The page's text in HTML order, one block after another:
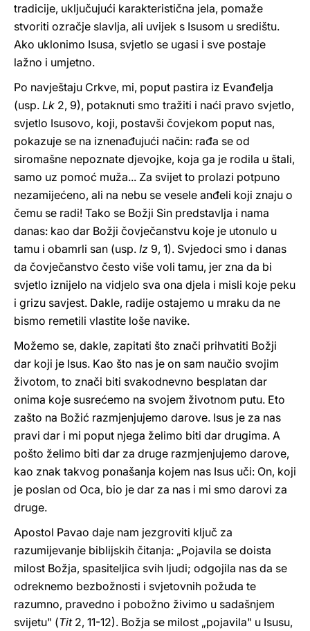
tradicije, uključujući karakteristična jela, pomaže
stvoriti ozračje slavlja, ali uvijek s Isusom u središtu.
Ako uklonimo Isusa, svjetlo se ugasi i sve postaje
lažno i umjetno.
Po navještaju Crkve, mi, poput pastira iz Evanđelja
(usp. Lk 2, 9), potaknuti smo tražiti i naći pravo svjetlo,
svjetlo Isusovo, koji, postavši čovjekom poput nas,
pokazuje se na iznenađujući način: rađa se od
siromašne nepoznate djevojke, koja ga je rodila u štali,
samo uz pomoć muža... Za svijet to prolazi potpuno
nezamijećeno, ali na nebu se vesele anđeli koji znaju o
čemu se radi! Tako se Božji Sin predstavlja i nama
danas: kao dar Božji čovječanstvu koje je utonulo u
tamu i obamrli san (usp. Iz 9, 1). Svjedoci smo i danas
da čovječanstvo često više voli tamu, jer zna da bi
svjetlo iznijelo na vidjelo sva ona djela i misli koje peku
i grizu savjest. Dakle, radije ostajemo u mraku da ne
bismo remetili vlastite loše navike.
Možemo se, dakle, zapitati što znači prihvatiti Božji
dar koji je Isus. Kao što nas je on sam naučio svojim
životom, to znači biti svakodnevno besplatan dar
onima koje susrećemo na svojem životnom putu. Eto
zašto na Božić razmjenjujemo darove. Isus je za nas
pravi dar i mi poput njega želimo biti dar drugima. A
pošto želimo biti dar za druge razmjenjujemo darove,
kao znak takvog ponašanja kojem nas Isus uči: On, koji
je poslan od Oca, bio je dar za nas i mi smo darovi za
druge.
Apostol Pavao daje nam jezgroviti ključ za
razumijevanje biblijskih čitanja: „Pojavila se doista
milost Božja, spasiteljica svih ljudi; odgojila nas da se
odreknemo bezbožnosti i svjetovnih požuda te
razumno, pravedno i pobožno živimo u sadašnjem
svijetu" (Tit2, 11-12). Božja se milost „pojavila" u Isusu,